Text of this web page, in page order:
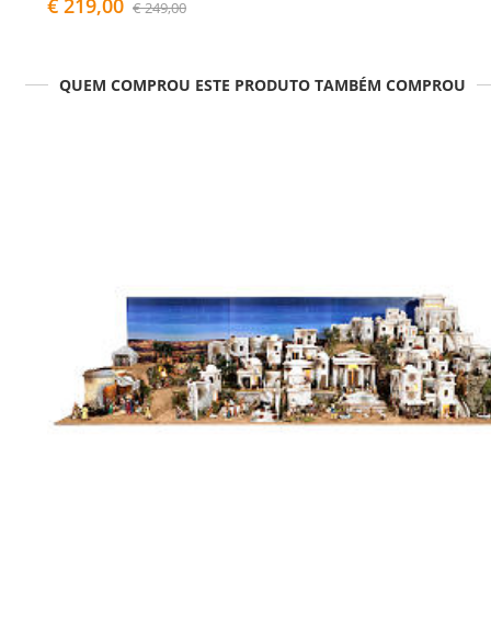
€ 219,00 € 249,00
QUEM COMPROU ESTE PRODUTO TAMBÉM COMPROU